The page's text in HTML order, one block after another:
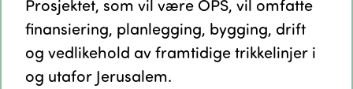
Prosjektet, som vil være OPS, vil omfatte
finansiering, planlegging, bygging, drift
og vedlikehold av framtidige trikkelinjer i
og utafor Jerusalem.